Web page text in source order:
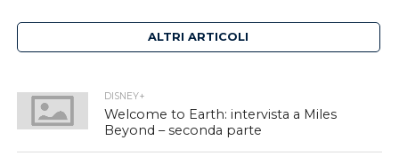
ALTRI ARTICOLI
DISNEY+
Welcome to Earth: intervista a Miles
Beyond – seconda parte